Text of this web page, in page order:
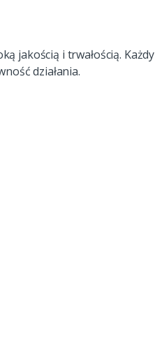
jakością i trwałością. Każdy
działania.